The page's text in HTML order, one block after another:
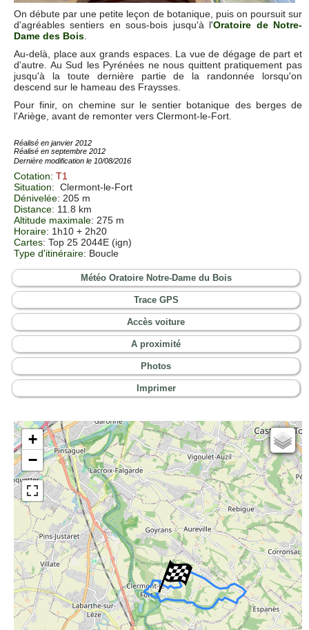
On débute par une petite leçon de botanique, puis on poursuit sur
d'agréables sentiers en sous-bois jusqu'à l'Oratoire de Notre-
Dame des Bois
Au-delà, place aux grands espaces. La vue de dégage de part et
d'autre. Au Sud les Pyrénées ne nous quittent pratiquement pas
jusqu'à la toute dernière partie de la randonnée lorsqu'on
descend sur le hameau des Fraysses.
Pour finir, on chemine sur le sentier botanique des berges de
l'Ariège, avant de remonter vers Clermont-le-Fort.
Réalisé en janvier 2012
Réalisé en septembre 2012
Dernière modification le 10/08/2016
Cotation: T1
Situation: Clermont-le-Fort
Dénivelée: 205 m
Distance: 11.8 km
Altitude maximale: 275 m
Horaire: 1h10 + 2h20
Cartes: Top 25 2044E (ign)
Type d'itinéraire: Boucle
Météo Oratoire Notre-Dame du Bois
Trace GPS
Accès voiture
A proximité
Photos
Imprimer
+
−
Cartes IGN
Open Topo Map
Open Street Map
ESRI Word Imagery
Photographies aériennes